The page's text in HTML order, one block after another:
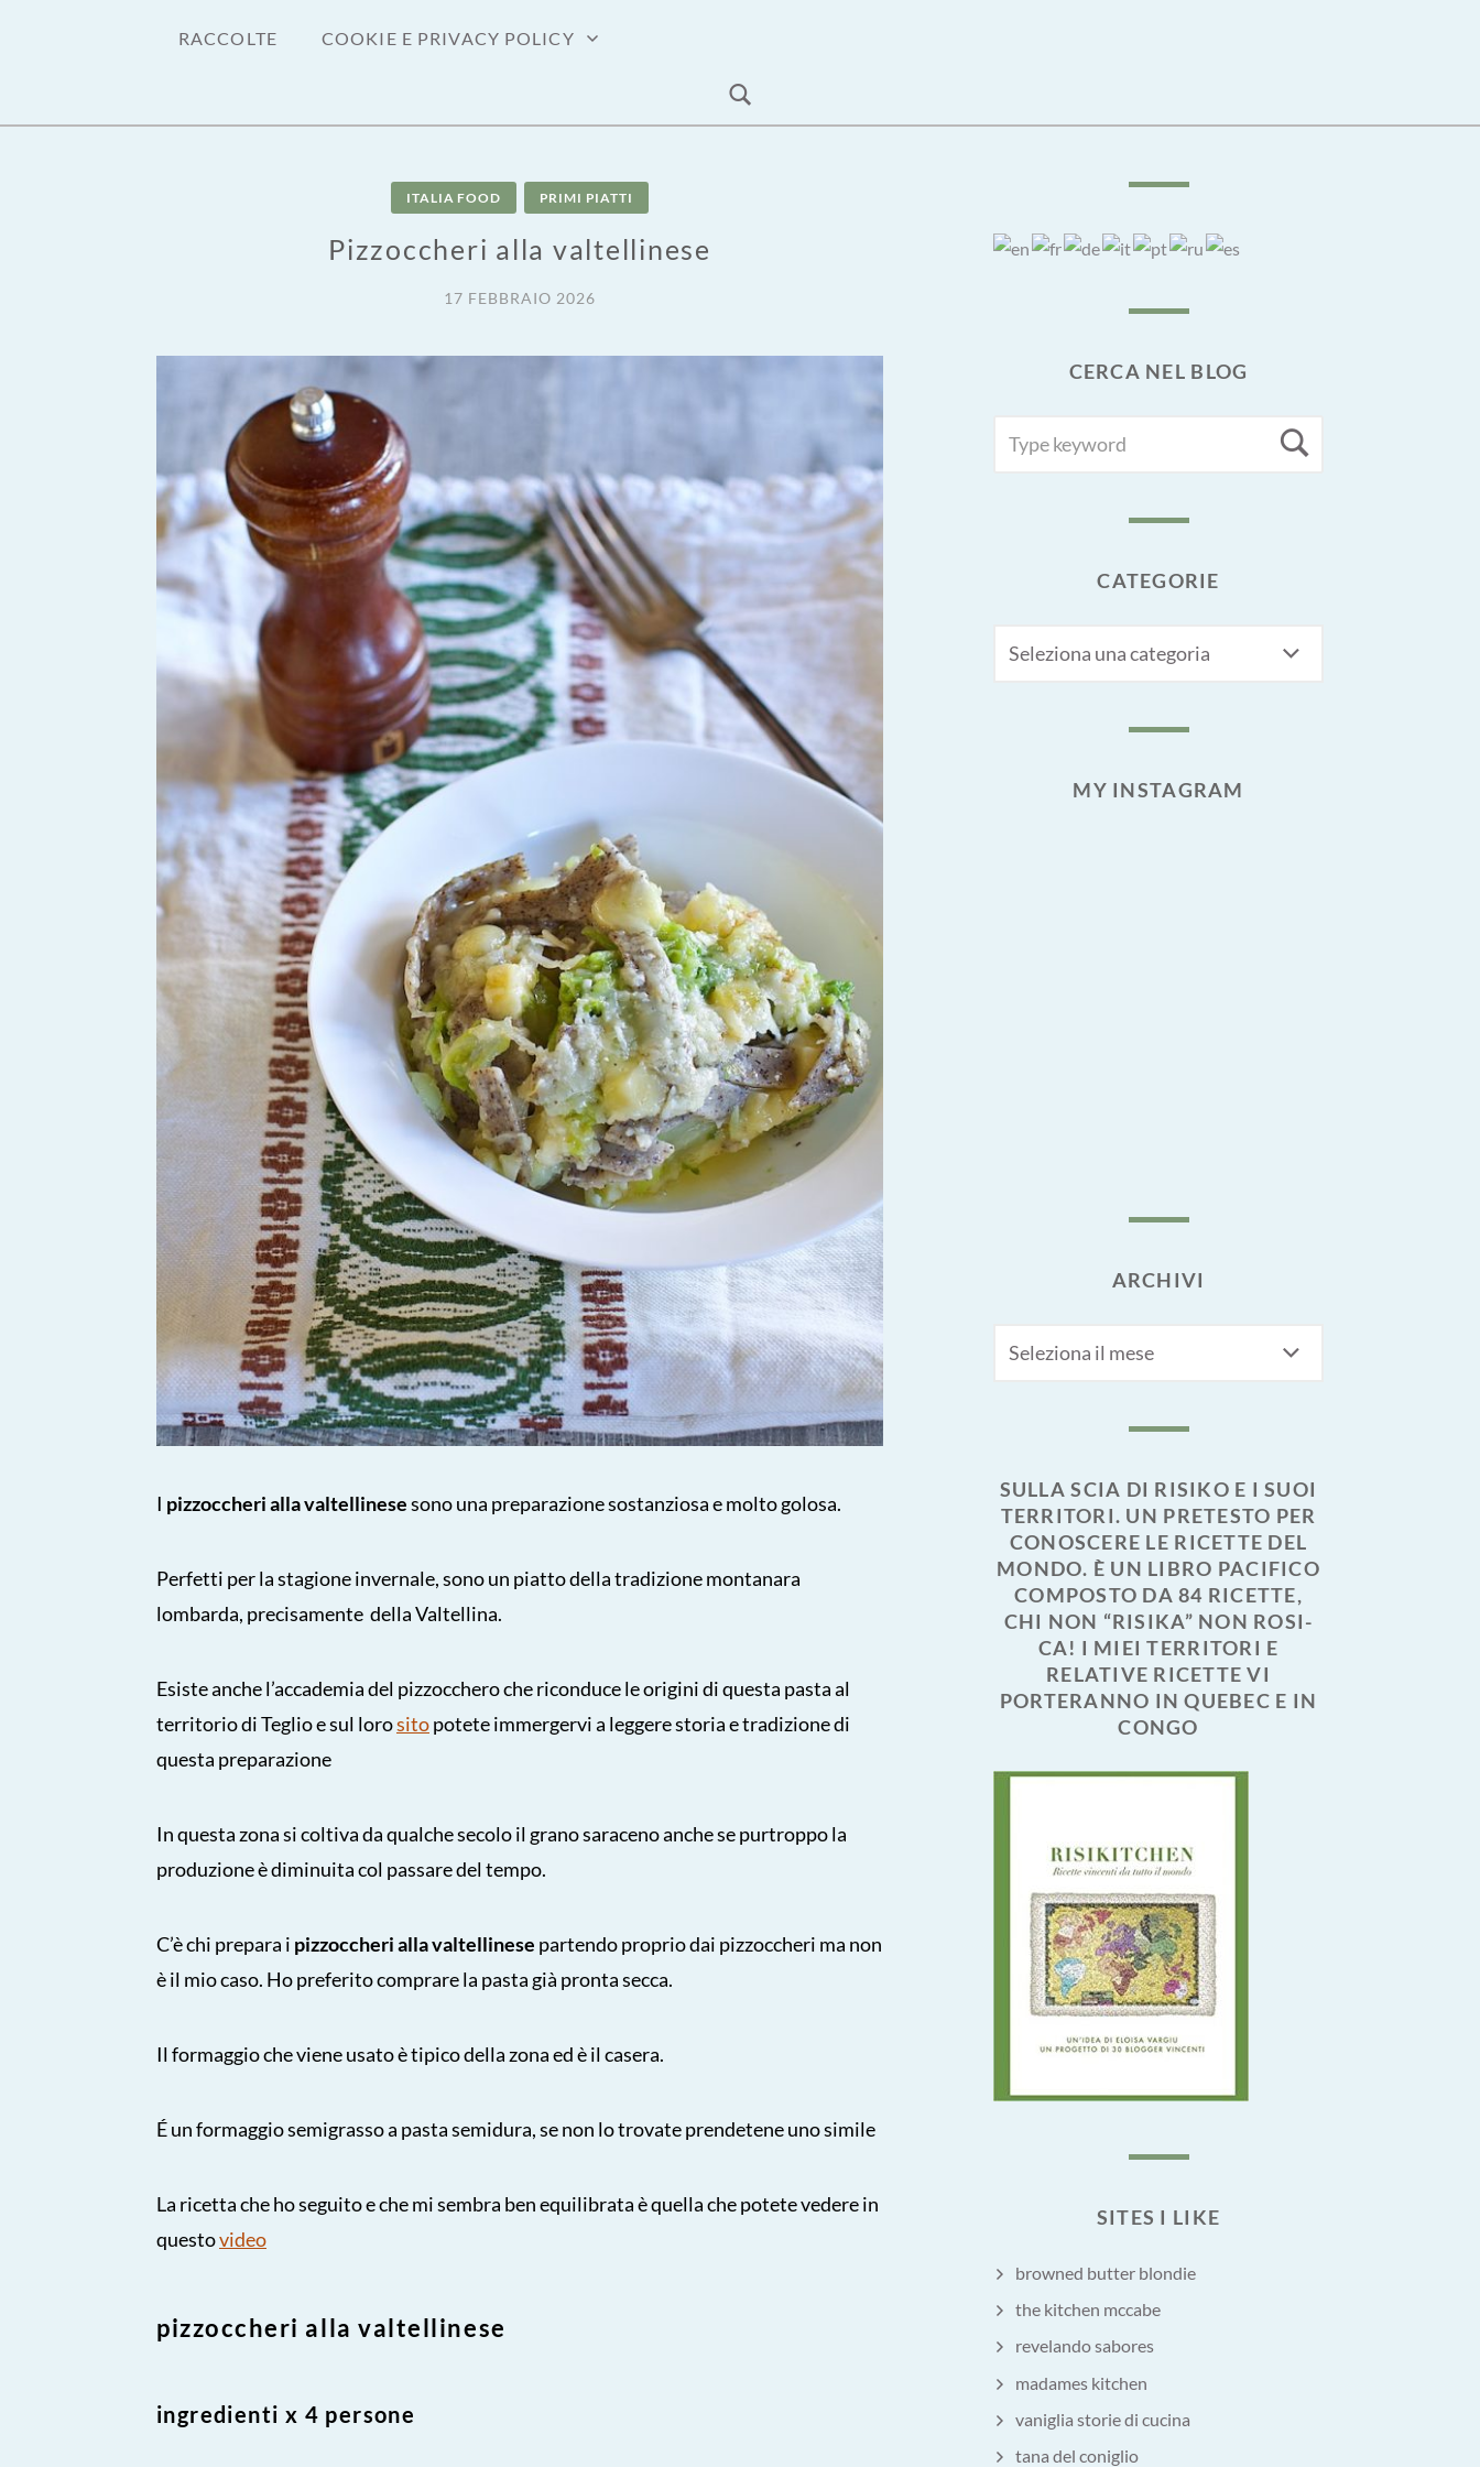
RACCOLTE COOKIE E PRIVACY POLICY
ITALIA FOOD PRIMI PIATTI
Pizzoccheri alla valtellinese
17 FEBBRAIO 2026
I pizzoccheri alla valtellinesesono una preparazione sostanziosa e molto golosa.
Perfetti per la stagione invernale, sono un piatto della tradizione montanara
lombarda, precisamente della Valtellina.
Esiste anche l’accademia del pizzocchero che riconduce le origini di questa pasta al
territorio di Teglio e sul lorositopotete immergervi a leggere storia e tradizione di
questa preparazione
In questa zona si coltiva da qualche secolo il grano saraceno anche se purtroppo la
produzione è diminuita col passare del tempo.
C’è chi prepara i pizzoccheri alla valtellinese partendo proprio dai pizzoccheri ma non
è il mio caso. Ho preferito comprare la pasta già pronta secca.
Il formaggio che viene usato è tipico della zona ed è il casera.
É un formaggio semigrasso a pasta semidura, se non lo trovate prendetene uno simile
La ricetta che ho seguito e che mi sembra ben equilibrata è quella che potete vedere in
questovideo
pizzoccheri alla valtellinese
ingredienti x 4 persone
CERCA NEL BLOG
FOR:
CATEGORIE
MY INSTAGRAM
ARCHIVI
SULLA SCIA DI RISIKO E I SUOI
TERRITORI. UN PRETESTO PER
CONOSCERE LE RICETTE DEL
MONDO. È UN LIBRO PACIFICO
COMPOSTO DA 84 RICETTE,
CHI NON “RISIKA” NON ROSI-
CA! I MIEI TERRITORI E
RELATIVE RICETTE VI
PORTERANNO IN QUEBEC E IN
CONGO
SITES I LIKE
browned butter blondie
the kitchen mccabe
revelando sabores
madames kitchen
vaniglia storie di cucina
tana del coniglio